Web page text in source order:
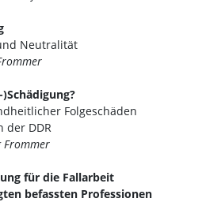
Neutralität
Folgeschäden
der DDR
Frommer
für die Fallarbeit
befassten Professionen